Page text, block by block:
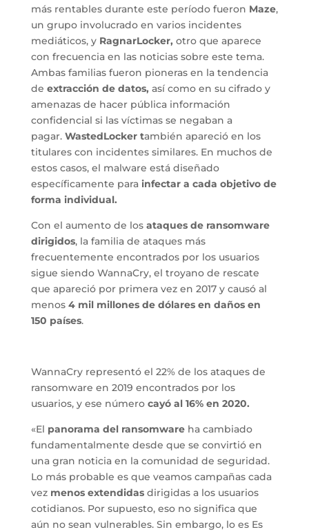
más rentables durante este período fueron Maze,
un grupo involucrado en varios incidentes
mediáticos, y RagnarLocker, otro que aparece
con frecuencia en las noticias sobre este tema.
Ambas familias fueron pioneras en la tendencia
de extracción de datos, así como en su cifrado y
amenazas de hacer pública información
confidencial si las víctimas se negaban a
pagar. WastedLocker también apareció en los
titulares con incidentes similares. En muchos de
estos casos, el malware está diseñado
específicamente para infectar a cada objetivo de
forma individual.
Con el aumento de los ataques de ransomware
dirigidos, la familia de ataques más
frecuentemente encontrados por los usuarios
sigue siendo WannaCry, el troyano de rescate
que apareció por primera vez en 2017 y causó al
menos 4 mil millones de dólares en daños en
150 países.
WannaCry representó el 22% de los ataques de
ransomware en 2019 encontrados por los
usuarios, y ese número cayó al 16% en 2020.
«El panorama del ransomwareha cambiado
fundamentalmente desde que se convirtió en
una gran noticia en la comunidad de seguridad.
Lo más probable es que veamos campañas cada
vez menos extendidasdirigidas a los usuarios
cotidianos. Por supuesto, eso no significa que
aún no sean vulnerables. Sin embargo, lo es Es